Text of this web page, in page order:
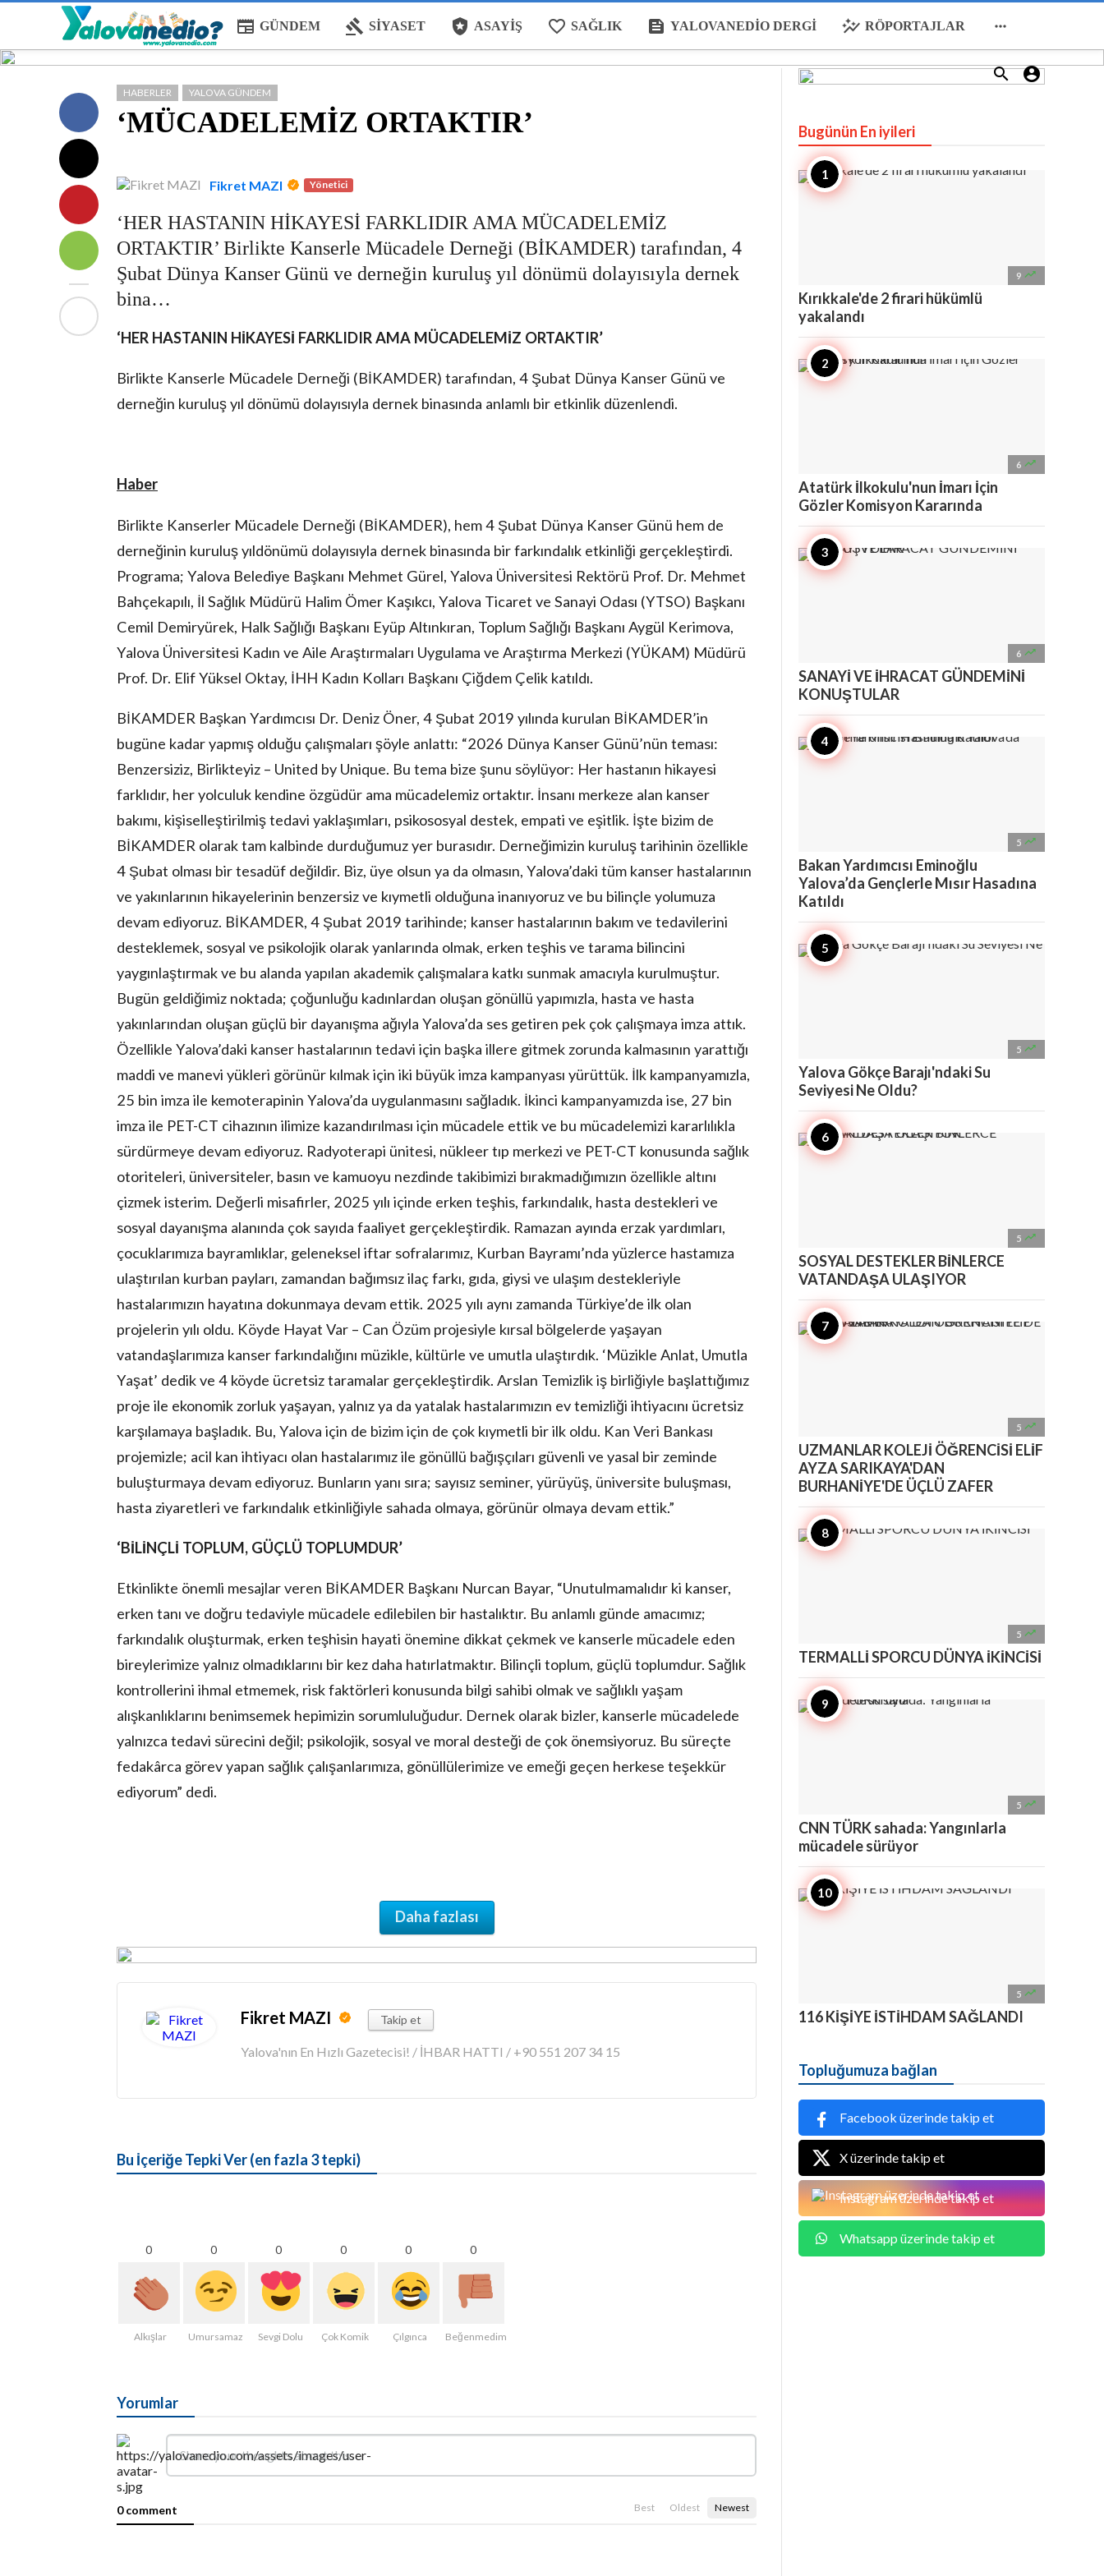
newspaper GÜNDEM gavel SIYASET local_police ASAYIŞ favorite_border SAĞLIK feed YALOVANEDIO DERGI auto_graph RÖPORTAJLAR 
 
HABERLER YALOVA GÜNDEM
‘MÜCADELEMİZ ORTAKTIR’
Fikret MAZI Yönetici
‘HER HASTANIN HİKAYESİ FARKLIDIR AMA MÜCADELEMİZ
ORTAKTIR’ Birlikte Kanserle Mücadele Derneği (BİKAMDER) tarafından, 4
Şubat Dünya Kanser Günü ve derneğin kuruluş yıl dönümü dolayısıyla dernek
bina…
‘HER HASTANIN HİKAYESİ FARKLIDIRAMA MÜCADELEMİZ ORTAKTIR’
Birlikte Kanserle Mücadele Derneği (BİKAMDER) tarafından, 4 Şubat Dünya Kanser Günü ve
derneğin kuruluş yıl dönümü dolayısıyla dernek binasında anlamlı bir etkinlik düzenlendi.
Haber
Birlikte Kanserler Mücadele Derneği (BİKAMDER), hem 4 Şubat Dünya Kanser Günü hem de
derneğinin kuruluş yıldönümü dolayısıyla dernek binasında bir farkındalık etkinliği gerçekleştirdi.
Programa; Yalova Belediye Başkanı Mehmet Gürel, Yalova Üniversitesi Rektörü Prof. Dr. Mehmet
Bahçekapılı, İl Sağlık Müdürü Halim Ömer Kaşıkcı, Yalova Ticaret ve Sanayi Odası (YTSO) Başkanı
Cemil Demiryürek, Halk Sağlığı Başkanı Eyüp Altınkıran, Toplum Sağlığı Başkanı Aygül Kerimova,
Yalova Üniversitesi Kadın ve Aile Araştırmaları Uygulama ve Araştırma Merkezi (YÜKAM) Müdürü
Prof. Dr. Elif Yüksel Oktay, İHH Kadın Kolları Başkanı Çiğdem Çelik katıldı.
BİKAMDER Başkan Yardımcısı Dr. Deniz Öner, 4 Şubat 2019 yılında kurulan BİKAMDER’in
bugüne kadar yapmış olduğu çalışmaları şöyle anlattı: “2026 Dünya Kanser Günü’nün teması:
Benzersiziz, Birlikteyiz – United by Unique. Bu tema bize şunu söylüyor: Her hastanın hikayesi
farklıdır, her yolculuk kendine özgüdür ama mücadelemiz ortaktır. İnsanı merkeze alan kanser
bakımı, kişiselleştirilmiş tedavi yaklaşımları, psikososyal destek, empati ve eşitlik. İşte bizim de
BİKAMDER olarak tam kalbinde durduğumuz yer burasıdır. Derneğimizin kuruluş tarihinin özellikle
4 Şubat olması bir tesadüf değildir. Biz, üye olsun ya da olmasın, Yalova’daki tüm kanser hastalarının
ve yakınlarının hikayelerinin benzersiz ve kıymetli olduğuna inanıyoruz ve bu bilinçle yolumuza
devam ediyoruz. BİKAMDER, 4 Şubat 2019 tarihinde; kanser hastalarının bakım ve tedavilerini
desteklemek, sosyal ve psikolojik olarak yanlarında olmak, erken teşhis ve tarama bilincini
yaygınlaştırmak ve bu alanda yapılan akademik çalışmalara katkı sunmak amacıyla kurulmuştur.
Bugün geldiğimiz noktada; çoğunluğu kadınlardan oluşan gönüllü yapımızla, hasta ve hasta
yakınlarından oluşan güçlü bir dayanışma ağıyla Yalova’da ses getiren pek çok çalışmaya imza attık.
Özellikle Yalova’daki kanser hastalarının tedavi için başka illere gitmek zorunda kalmasının yarattığı
maddi ve manevi yükleri görünür kılmak için iki büyük imza kampanyası yürüttük. İlk kampanyamızla,
25 bin imza ile kemoterapinin Yalova’da uygulanmasını sağladık. İkinci kampanyamızda ise, 27 bin
imza ile PET-CT cihazının ilimize kazandırılması için mücadele ettik ve bu mücadelemizi kararlılıkla
sürdürmeye devam ediyoruz. Radyoterapi ünitesi, nükleer tıp merkezi ve PET-CT konusunda sağlık
otoriteleri, üniversiteler, basın ve kamuoyu nezdinde takibimizi bırakmadığımızın özellikle altını
çizmek isterim. Değerli misafirler, 2025 yılı içinde erken teşhis, farkındalık, hasta destekleri ve
sosyal dayanışma alanında çok sayıda faaliyet gerçekleştirdik. Ramazan ayında erzak yardımları,
çocuklarımıza bayramlıklar, geleneksel iftar sofralarımız, Kurban Bayramı’nda yüzlerce hastamıza
ulaştırılan kurban payları, zamandan bağımsız ilaç farkı, gıda, giysi ve ulaşım destekleriyle
hastalarımızın hayatına dokunmaya devam ettik. 2025 yılı aynı zamanda Türkiye’de ilk olan
projelerin yılı oldu. Köyde Hayat Var – Can Özüm projesiyle kırsal bölgelerde yaşayan
vatandaşlarımıza kanser farkındalığını müzikle, kültürle ve umutla ulaştırdık. ‘Müzikle Anlat, Umutla
Yaşat’ dedik ve 4 köyde ücretsiz taramalar gerçekleştirdik. Arslan Temizlik iş birliğiyle başlattığımız
proje ile ekonomik zorluk yaşayan, yalnız ya da yatalak hastalarımızın ev temizliği ihtiyacını ücretsiz
karşılamaya başladık. Bu, Yalova için de bizim için de çok kıymetli bir ilk oldu. Kan Veri Bankası
projemizle; acil kan ihtiyacı olan hastalarımız ile gönüllü bağışçıları güvenli ve yasal bir zeminde
buluşturmaya devam ediyoruz. Bunların yanı sıra; sayısız seminer, yürüyüş, üniversite buluşması,
hasta ziyaretleri ve farkındalık etkinliğiyle sahada olmaya, görünür olmaya devam ettik.”
‘BİLİNÇLİ TOPLUM, GÜÇLÜ TOPLUMDUR’
Etkinlikte önemli mesajlar veren BİKAMDER Başkanı Nurcan Bayar, “Unutulmamalıdır ki kanser,
erken tanı ve doğru tedaviyle mücadele edilebilen bir hastalıktır. Bu anlamlı günde amacımız;
farkındalık oluşturmak, erken teşhisin hayati önemine dikkat çekmek ve kanserle mücadele eden
bireylerimize yalnız olmadıklarını bir kez daha hatırlatmaktır. Bilinçli toplum, güçlü toplumdur. Sağlık
kontrollerini ihmal etmemek, risk faktörleri konusunda bilgi sahibi olmak ve sağlıklı yaşam
alışkanlıklarını benimsemek hepimizin sorumluluğudur. Dernek olarak bizler, kanserle mücadelede
yalnızca tedavi sürecini değil; psikolojik, sosyal ve moral desteği de çok önemsiyoruz. Bu süreçte
fedakârca görev yapan sağlık çalışanlarımıza, gönüllülerimize ve emeği geçen herkese teşekkür
ediyorum” dedi.
Daha fazlası
Fikret MAZI Takip et
Yalova'nın En Hızlı Gazetecisi! / İHBAR HATTI / +90 551 207 34 15
Bu İçeriğe Tepki Ver (en fazla 3 tepki)
0
Alkışlar
0
Umursamaz
0
Sevgi Dolu
0
Çok Komik
0
Çılgınca
0
Beğenmedim
Yorumlar
0 comment Best Oldest Newest
Bugünün En iyileri
9 
Kırıkkale'de 2 firari hükümlü
yakalandı
6 
Atatürk İlkokulu'nun İmarı İçin
Gözler Komisyon Kararında
6 
SANAYİ VE İHRACAT GÜNDEMİNİ
KONUŞTULAR
5 
Bakan Yardımcısı Eminoğlu
Yalova’da Gençlerle Mısır Hasadına
Katıldı
5 
Yalova Gökçe Barajı'ndaki Su
Seviyesi Ne Oldu?
5 
SOSYAL DESTEKLER BİNLERCE
VATANDAŞA ULAŞIYOR
5 
UZMANLAR KOLEJİ ÖĞRENCİSİ ELİF
AYZA SARIKAYA'DAN
BURHANİYE'DE ÜÇLÜ ZAFER
5 
TERMALLİ SPORCU DÜNYA İKİNCİSİ
5 
CNN TÜRK sahada: Yangınlarla
mücadele sürüyor
5 
116 KİŞİYE İSTİHDAM SAĞLANDI
Topluğumuza bağlan
Facebook üzerinde takip et
X üzerinde takip et
Instagram üzerinde takip et
Whatsapp üzerinde takip et